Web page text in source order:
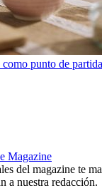
punto de partida
Magazine
del magazine te
a nuestra redacción.